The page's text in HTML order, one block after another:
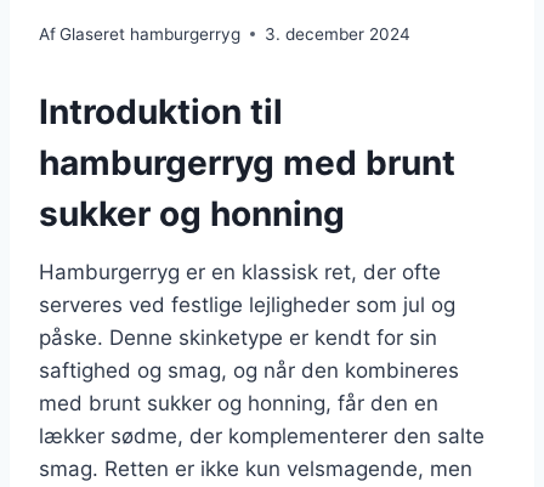
AfGlaseret hamburgerryg 3. december 2024
Introduktion til
hamburgerryg med brunt
sukker og honning
Hamburgerryg er en klassisk ret, der ofte
serveres ved festlige lejligheder som jul og
påske. Denne skinketype er kendt for sin
saftighed og smag, og når den kombineres
med brunt sukker og honning, får den en
lækker sødme, der komplementerer den salte
smag. Retten er ikke kun velsmagende, men